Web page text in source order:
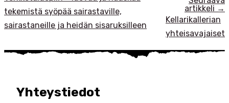
tekemistä syöpää sairastaville,
sairastaneille ja heidän sisaruksilleen
artikkeli →
Kellarikallerian
yhteisavajaiset
Yhteystiedot